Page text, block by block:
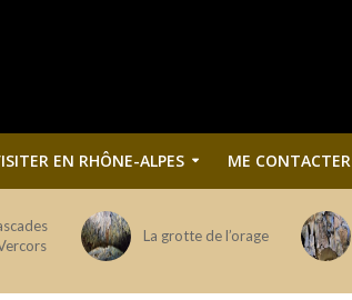
EN RHÔNE-ALPES ME CONTACTER
La grotte de l’orage